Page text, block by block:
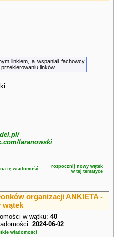
linkiem, a wspaniali fachowcy
linków.
laranowski
tę wiadomość
rozpocznij nowy wątek
w tej tematyce
organizacji ANKIETA -
wątek
w wątku: 40
2024-06-02
wiadomości